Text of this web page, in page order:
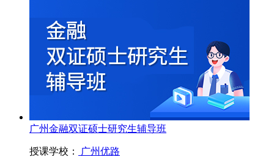
广州金融双证硕士研究生辅导班
授课学校： 广州优路